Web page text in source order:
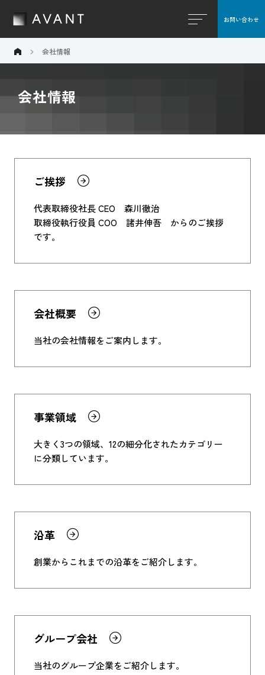
お問い合わせ
会社情報
会社情報
ご挨拶
代表取締役社長 CEO 森川徹治
取締役執行役員 COO 諸井伸吾 からのご挨拶
です。
会社概要
当社の会社情報をご案内します。
事業領域
大きく3つの領域、12の細分化されたカテゴリー
に分類しています。
沿革
創業からこれまでの沿革をご紹介します。
グループ会社
当社のグループ企業をご紹介します。